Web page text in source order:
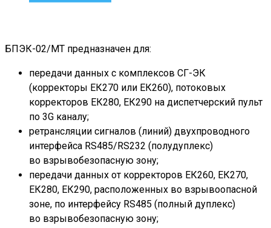
БПЭК-02/МТ предназначен для:
передачи данных с комплексов СГ-ЭК
(корректоры ЕК270 или ЕК260), потоковых
корректоров ЕК280, ЕК290 на диспетчерский пульт
по 3G каналу;
ретрансляции сигналов (линий) двухпроводного
интерфейса RS485/RS232 (полудуплекс)
во взрывобезопасную зону;
передачи данных от корректоров ЕК260, ЕК270,
ЕК280, ЕК290, расположенных во взрывоопасной
зоне, по интерфейсу RS485 (полный дуплекс)
во взрывобезопасную зону;